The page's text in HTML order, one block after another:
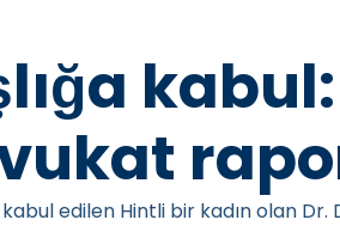
kabul:
edilen Hintli bir kadın olan